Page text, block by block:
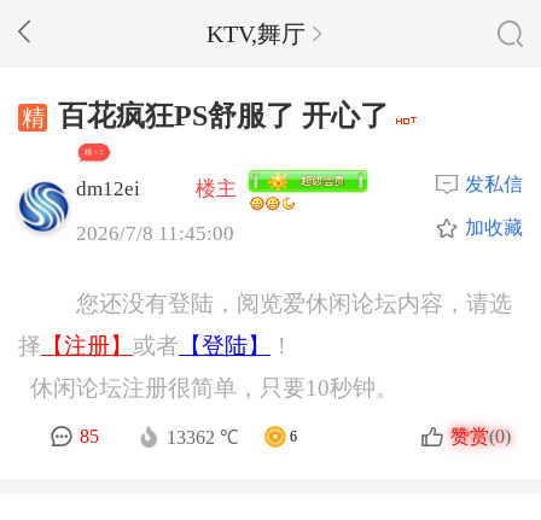
KTV,舞厅
百花疯狂PS舒服了 开心了
精 + 5
dm12ei
楼主
2026/7/8 11:45:00
发私信
加收藏
您还没有登陆，阅览爱休闲论坛内容，请选
择 【注册】 或者 【登陆】
！
休闲论坛注册很简单，只要10秒钟。
85 13362 ℃ 6 赞赏(0)